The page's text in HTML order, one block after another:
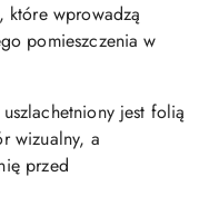
, które wprowadzą
pomieszczenia w
jest folią
wizualny, a
przed